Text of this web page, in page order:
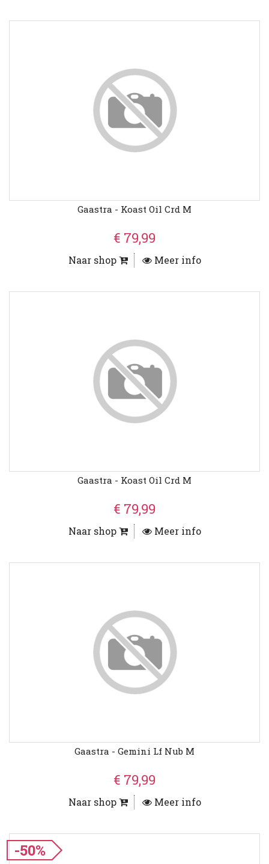
Gaastra - Koast Oil Crd M
€ 79,99
Naar shop Meer info
Gaastra - Koast Oil Crd M
€ 79,99
Naar shop Meer info
Gaastra - Gemini Lf Nub M
€ 79,99
Naar shop Meer info
-50%